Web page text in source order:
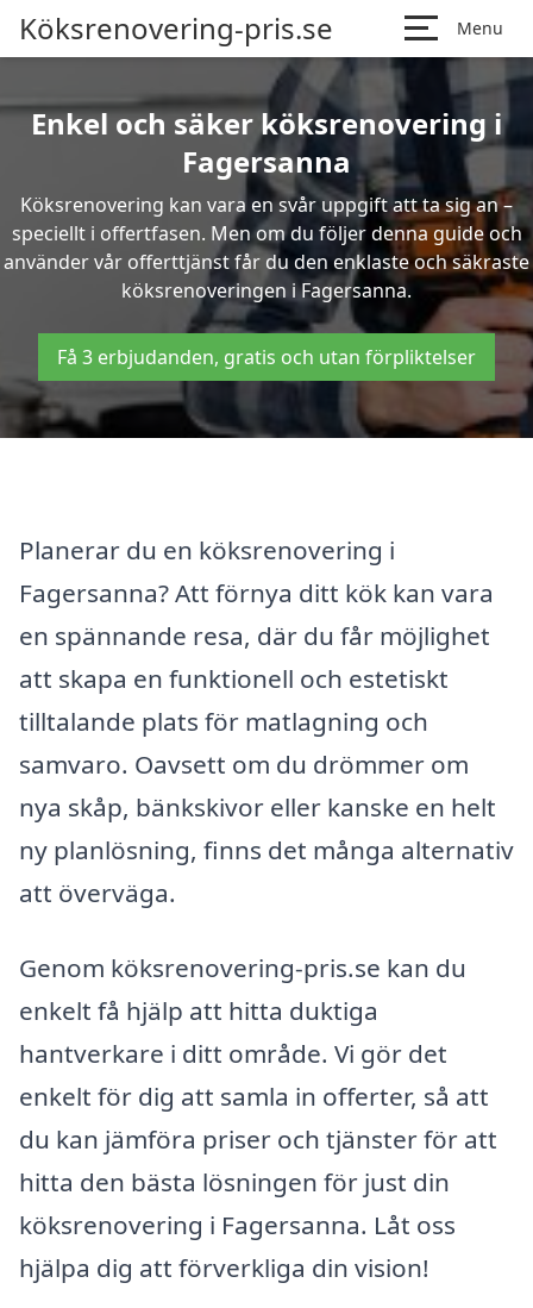
Köksrenovering-pris.se Menu
Enkel och säker köksrenovering i
Fagersanna
Köksrenovering kan vara en svår uppgift att ta sig an –
speciellt i offertfasen. Men om du följer denna guide och
använder vår offerttjänst får du den enklaste och säkraste
köksrenoveringen i Fagersanna.
Få 3 erbjudanden, gratis och utan förpliktelser
Planerar du en köksrenovering i
Fagersanna? Att förnya ditt kök kan vara
en spännande resa, där du får möjlighet
att skapa en funktionell och estetiskt
tilltalande plats för matlagning och
samvaro. Oavsett om du drömmer om
nya skåp, bänkskivor eller kanske en helt
ny planlösning, finns det många alternativ
att överväga.
Genom köksrenovering-pris.se kan du
enkelt få hjälp att hitta duktiga
hantverkare i ditt område. Vi gör det
enkelt för dig att samla in offerter, så att
du kan jämföra priser och tjänster för att
hitta den bästa lösningen för just din
köksrenovering i Fagersanna. Låt oss
hjälpa dig att förverkliga din vision!